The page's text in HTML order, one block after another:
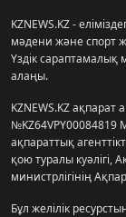
KZNEWS.KZ -
мәдени және спорт
Үздік
алаңы.
KZNEWS.KZ ақпарат
№KZ64VPY00084819
ақпараттық
қою туралы куәлігі,
министрлігінің
Бұл желілік